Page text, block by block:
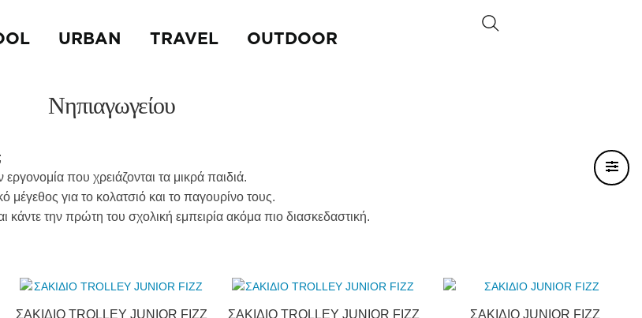
URBAN TRAVEL OUTDOOR
Νηπιαγωγείου
που χρειάζονται τα μικρά παιδιά.
μέγεθος για το κολατσιό και το παγουρίνο τους.
την πρώτη του σχολική εμπειρία ακόμα πιο διασκεδαστική.
ΣΑΚΙΔΙΟ TROLLEY JUNIOR FIZZ ΣΑΚΙΔΙΟ TROLLEY JUNIOR FIZZ ΣΑΚΙΔΙΟ JUNIOR FIZZ